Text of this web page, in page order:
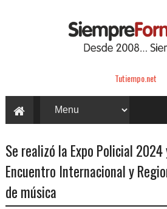
Tutiempo.net
Se realizó la Expo Policial
Encuentro Internacional y
de música